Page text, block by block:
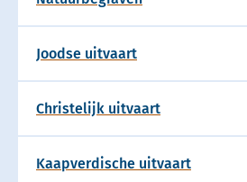
Joodse uitvaart
Christelijk uitvaart
Kaapverdische uitvaart